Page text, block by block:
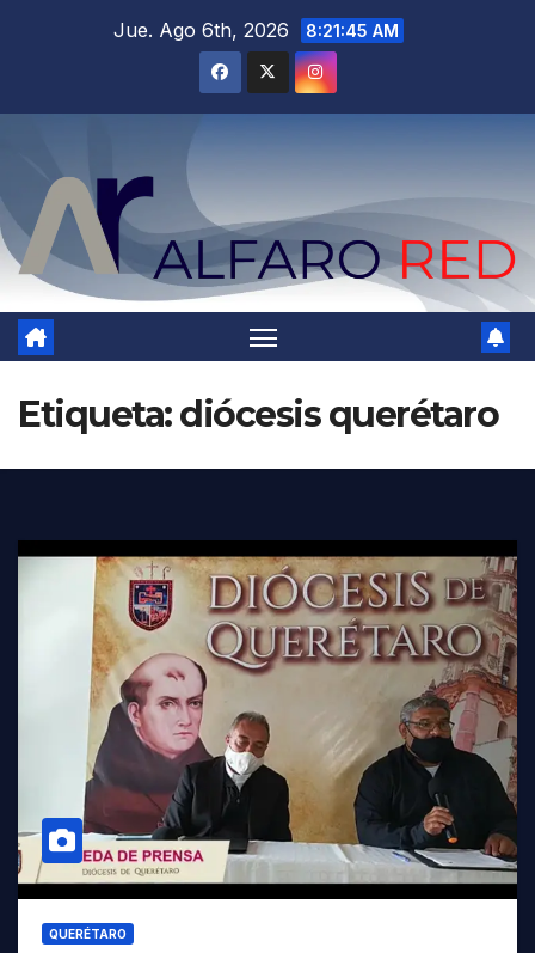
Jue. Ago 6th, 2026 8:21:46 AM
Etiqueta:diócesis querétaro
QUERÉTARO